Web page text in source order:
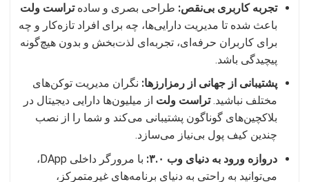
تجربه کاربری بی‌نقص: طراحی بصری و سادهتراست ولت
باعث شده تا مدیریت دارایی‌ها، چه برای افراد تازه‌کار و چه
برای کاربران حرفه‌ای، تجربه‌ای لذت‌بخش و بدون هیچ‌گونه
پیچیدگی باشد.
پشتیبانی از جهانی از رمزارزها: نگران مدیریت توکن‌های
مختلف نباشید.تراست ولت از میلیون‌ها دارایی دیجیتال در
بلاکچین‌های گوناگون پشتیبانی می‌کند و شما را از نصب
چندین کیف پول بی‌نیاز می‌سازد.
دروازه ورود به دنیای وب ۳.۰:
با مرورگر داخلی DApp،
می‌توانید به راحتی به دنیای برنامه‌های غیرمتمرکز،